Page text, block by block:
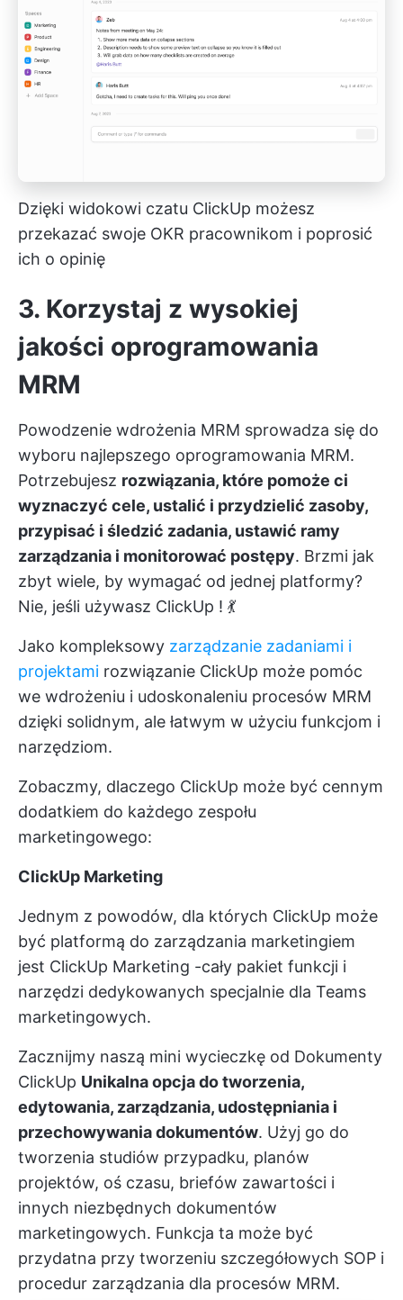
Dzięki widokowi czatu ClickUp możesz
przekazać swoje OKR pracownikom i poprosić
ich o opinię
3. Korzystaj z wysokiej
jakości oprogramowania
MRM
Powodzenie wdrożenia MRM sprowadza się do
wyboru najlepszego oprogramowania MRM.
Potrzebujesz rozwiązania, które pomoże ci
wyznaczyć cele, ustalić i przydzielić zasoby,
przypisać i śledzić zadania, ustawić ramy
zarządzania i monitorować postępy. Brzmi jak
zbyt wiele, by wymagać od jednej platformy?
Nie, jeśli używasz ClickUp ! 💃
Jako kompleksowy zarządzanie zadaniami i
projektami rozwiązanie ClickUp może pomóc
we wdrożeniu i udoskonaleniu procesów MRM
dzięki solidnym, ale łatwym w użyciu funkcjom i
narzędziom.
Zobaczmy, dlaczego ClickUp może być cennym
dodatkiem do każdego zespołu
marketingowego:
ClickUp Marketing
Jednym z powodów, dla których ClickUp może
być platformą do zarządzania marketingiem
jest ClickUp Marketing -cały pakiet funkcji i
narzędzi dedykowanych specjalnie dla Teams
marketingowych.
Zacznijmy naszą mini wycieczkę od Dokumenty
ClickUp Unikalna opcja do tworzenia,
edytowania, zarządzania, udostępniania i
przechowywania dokumentów. Użyj go do
tworzenia studiów przypadku, planów
projektów, oś czasu, briefów zawartości i
innych niezbędnych dokumentów
marketingowych. Funkcja ta może być
przydatna przy tworzeniu szczegółowych SOP i
procedur zarządzania dla procesów MRM.